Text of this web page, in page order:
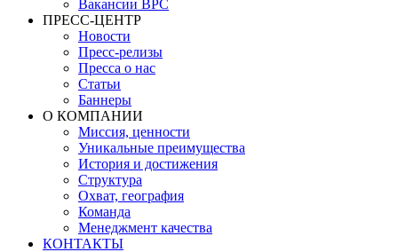
Вакансии BPC
ПРЕСС-ЦЕНТР
Новости
Пресс-релизы
Пресса о нас
Статьи
Баннеры
О КОМПАНИИ
Миссия, ценности
Уникальные преимущества
История и достижения
Структура
Охват, география
Команда
Менеджмент качества
КОНТАКТЫ